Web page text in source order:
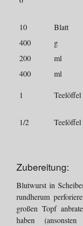
10
Blatt
400
g
200
ml
400
ml
1 Teelöffel
1/2 Teelöffel
Zubereitung:
Blutwurst in
rundherum
großen Topf
haben